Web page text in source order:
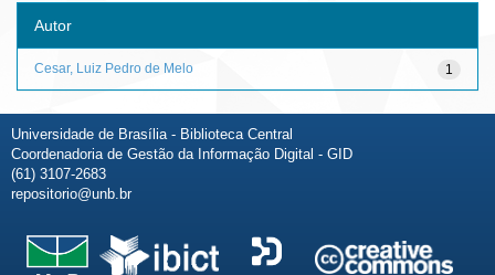
Autor
1
Cesar, Luiz Pedro de Melo
Universidade de Brasília - Biblioteca Central
Coordenadoria de Gestão da Informação Digital - GID
(61) 3107-2683
repositorio@unb.br